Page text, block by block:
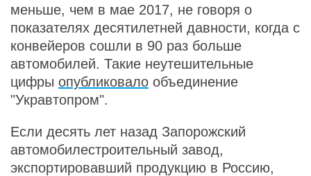
меньше, чем в мае 2017, не говоря о
показателях десятилетней давности, когда с
конвейеров сошли в 90 раз больше
автомобилей. Такие неутешительные
цифры опубликовало объединение
"Укравтопром".
Если десять лет назад Запорожский
автомобилестроительный завод,
экспортировавший продукцию в Россию,